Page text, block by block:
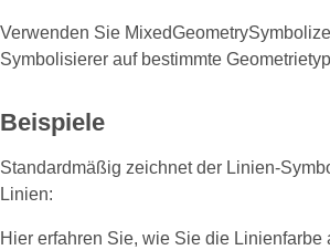
Verwenden Sie
Symbolisierer auf bestimmte
Beispiele
Standardmäßig zeichnet der Linien-
Linien:
Hier erfahren Sie, wie Sie die Linienfarbe